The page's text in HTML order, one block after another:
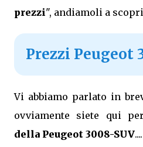
prezzi", andiamoli a
Prezzi Peugeot
Vi abbiamo parlato in
ovviamente siete qui
della Peugeot 3008-SUV....